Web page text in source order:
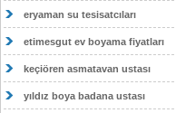
eryaman su tesisatcıları
etimesgut ev boyama fiyatları
keçiören asmatavan ustası
yıldız boya badana ustası